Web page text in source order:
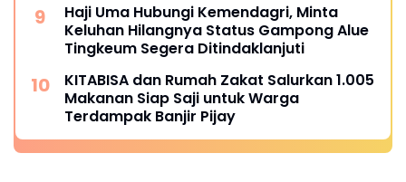
Haji Uma Hubungi Kemendagri, Minta
Keluhan Hilangnya Status Gampong Alue
Tingkeum Segera Ditindaklanjuti
KITABISA dan Rumah Zakat Salurkan 1.005
Makanan Siap Saji untuk Warga
Terdampak Banjir Pijay